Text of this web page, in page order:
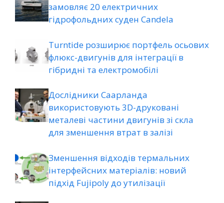
замовляє 20 електричних
гідрофольдних суден Candela
Turntide розширює портфель осьових
флюкс-двигунів для інтеграції в
гібридні та електромобілі
Дослідники Саарланда
використовують 3D-друковані
металеві частини двигунів зі скла
для зменшення втрат в залізі
Зменшення відходів термальних
інтерфейсних матеріалів: новий
підхід Fujipoly до утилізації